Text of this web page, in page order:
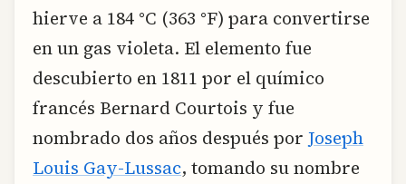
hierve a 184 °C (363 °F) para convertirse
en un gas violeta. El elemento fue
descubierto en 1811 por el químico
francés Bernard Courtois y fue
nombrado dos años después por Joseph
Louis Gay-Lussac, tomando su nombre